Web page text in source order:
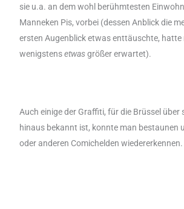
sie u.a. an dem wohl berühmtesten
Manneken Pis, vorbei (dessen Anblick die
ersten Augenblick etwas enttäuschte, hatte
wenigstensetwasgrößer erwartet).
Auch einige der Graffiti, für die Brüssel über
hinaus bekannt ist, konnte man bestaunen
oder anderen Comichelden wiedererkennen.